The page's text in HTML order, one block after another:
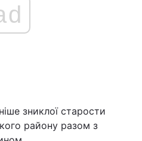
зниклої старости
району разом з